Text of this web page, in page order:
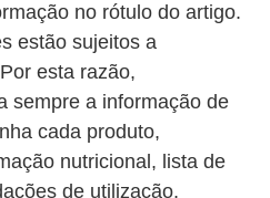
no rótulo do artigo.
estão sujeitos a
esta razão,
sempre a informação de
cada produto,
nutricional, lista de
de utilização,